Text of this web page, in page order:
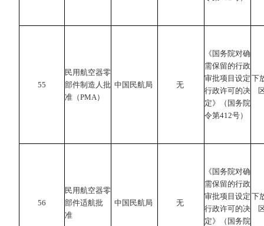
55
民用航空器零
部件制造人批
准（PMA）
中国民航局 无
《国务院对确
需保留的行政
审批项目设定
行政许可的决
定》（国务院
令第412号）
下
56
民用航空器零
部件适航批
准
中国民航局 无
《国务院对确
需保留的行政
审批项目设定
行政许可的决
定》（国务院
下